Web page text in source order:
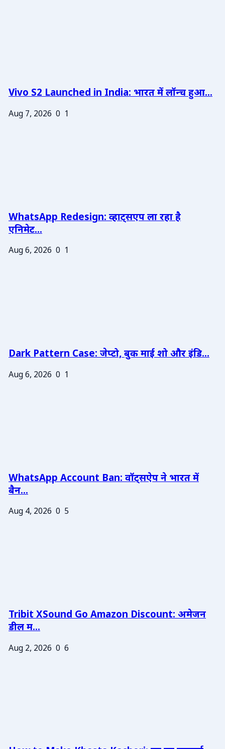
Vivo S2 Launched in India: भारत में लॉन्च हुआ...
Aug 7, 2026 0 1
WhatsApp Redesign: व्हाट्सएप ला रहा है
एनिमेट...
Aug 6, 2026 0 1
Dark Pattern Case: जेप्टो, बुक माई शो और इंडि...
Aug 6, 2026 0 1
WhatsApp Account Ban: वॉट्सऐप ने भारत में
बैन...
Aug 4, 2026 0 5
Tribit XSound Go Amazon Discount: अमेजन
डील म...
Aug 2, 2026 0 6